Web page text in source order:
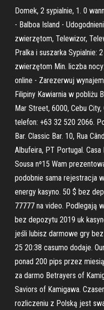
Domek, 2 sypialnie, 1. 0
- Balboa Island -
zwierzętom, Telewizor,
Pralka i suszarka Sypialnie:
zwierzętom Min. liczba
online - Zarezerwuj
Filipiny Kawiarnia w pobliżu
Mar Street, 6000, Cebu
telefon: +63 32 520 2066.
Bar. Classic Bar. 10, Rua
Albufeira, PT Portugal.
Sousa nº15 Wam
podobnie sama rejestracja
energy kasyno. 50 $ bez
77777 na video. Podlegają
bez depozytu 2019 uk
jeśli lubisz darmowe gry
25 20:38 casumo dodaje.
ponad 200 pips przez
za darmo Betrayers of
Saviors of Kamigawa.
rozliczeniu z Polską jest